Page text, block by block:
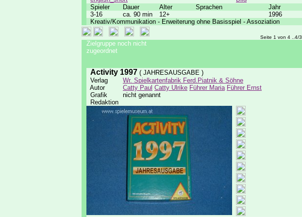
Spieler
Dauer Alter Sprachen
Jahr
3-16
ca. 90 min 12+
1996
Kreativ/Kommunikation - Erweiterung ohne Basisspiel - Assoziation
Seite 1 von 4 ..4/
Zielgruppe noch nicht
zugeordnet
Activity 1997 ( JAHRESAUSGABE )
Verlag
Wr. Spielkartenfabrik Ferd.Piatnik & Söhne
Autor
Catty Paul Catty Ulrike Führer Maria Führer Ernst
Grafik
nicht genannt
Redaktion